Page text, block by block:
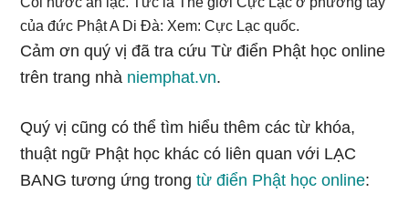
của đức Phật A Di Đà: Xem: Cực Lạc quốc.
Cảm ơn quý vị đã tra cứu Từ điển Phật học online
trên trang nhà niemphat.vn.
Quý vị cũng có thể tìm hiểu thêm các từ khóa,
thuật ngữ Phật học khác có liên quan với LẠC
BANG tương ứng trongtừ điển Phật học online: